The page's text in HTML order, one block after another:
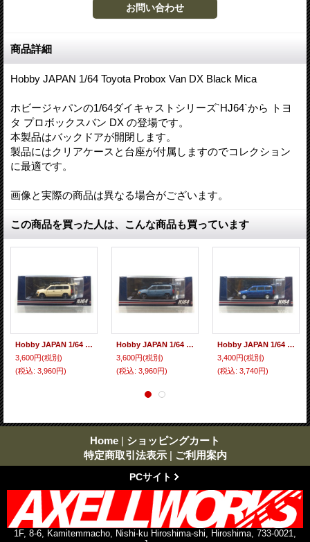
商品詳細
Hobby JAPAN 1/64 Toyota Probox Van DX Black Mica
ホビージャパンの1/64ダイキャストシリーズ`HJ64`から トヨ
タ プロボックスバン DX の登場です。
本製品はバックドアが開閉します。
製品にはクリアケースと台座が付属しますのでコレクション
に最適です。
画像と実際の商品は異なる場合がございます。
この商品を買った人は、こんな商品も買っています
Hobby JAPAN 1/64 Toyota Probox Custom Version Matte Beige
3,600円(税別)
(税込: 3,960円)
Hobby JAPAN 1/64 Toyota Probox Custom Version Matte Blue
3,600円(税別)
(税込: 3,960円)
Hobby JAPAN 1/64 Toyota Probox Van DX Dark Blue Mica
3,400円(税別)
(税込: 3,740円)
Home | ショッピングカート
特定商取引法表示 | ご利用案内
PCサイト
1F, 8-6, Kamitemmacho, Nishi-ku Hiroshima-shi, Hiroshima, 733-0021,